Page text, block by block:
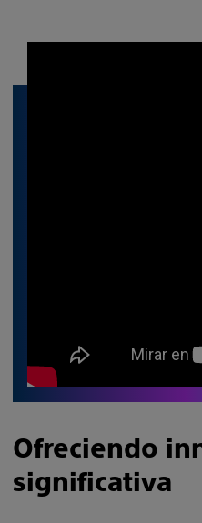
Ofreciendo
significativa